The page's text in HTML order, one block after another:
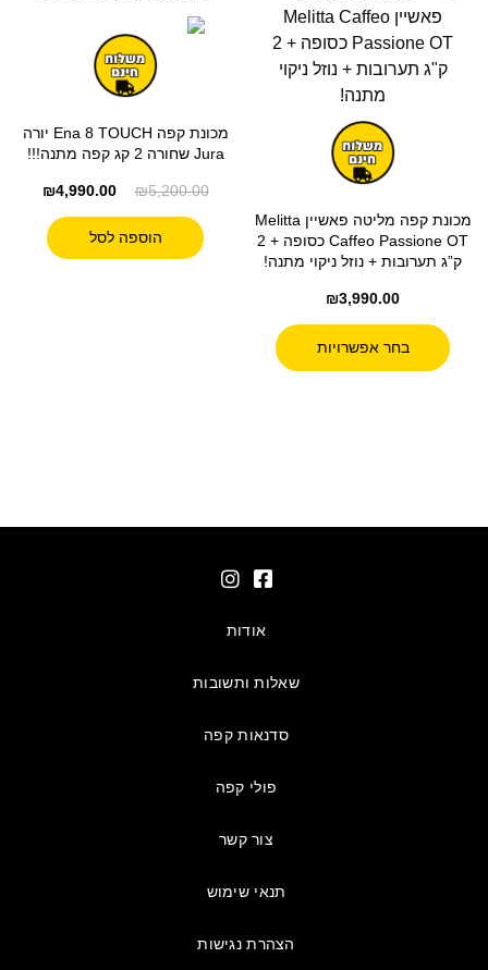
מכונת קפה מליטה פאשיין Melitta
Caffeo Passione OT כסופה + 2
ק”ג תערובות + נוזל ניקוי מתנה!
₪3,990.00
בחר אפשרויות
מכונת קפה Ena 8 TOUCH יורה
Jura שחורה 2 קג קפה מתנה!!!
₪5,200.00
₪4,990.00
הוספה לסל
אודות
שאלות ותשובות
סדנאות קפה
פולי קפה
צור קשר
תנאי שימוש
הצהרת נגישות